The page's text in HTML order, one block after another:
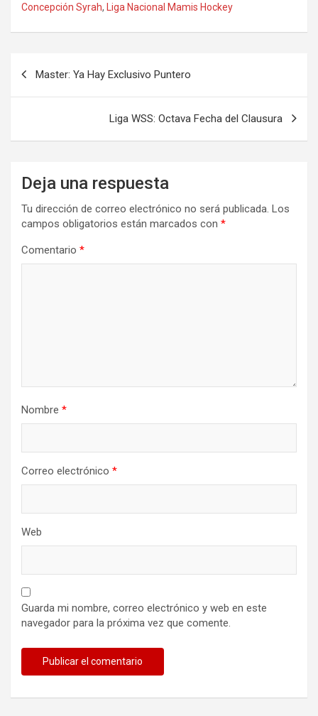
Concepción Syrah, Liga Nacional Mamis Hockey
Master: Ya Hay Exclusivo Puntero
Liga WSS: Octava Fecha del Clausura
Deja una respuesta
Tu dirección de correo electrónico no será publicada. Los
campos obligatorios están marcados con *
Comentario *
Nombre *
Correo electrónico *
Web
Guarda mi nombre, correo electrónico y web en este
navegador para la próxima vez que comente.